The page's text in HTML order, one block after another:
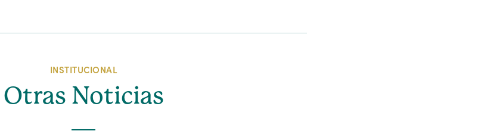
INSTITUCIONAL
Otras Noticias